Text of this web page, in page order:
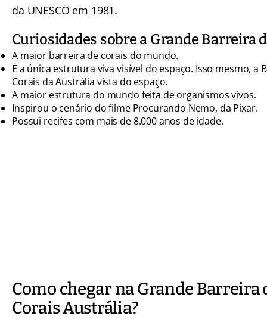
da UNESCO em 1981.
Curiosidades sobre a Grande Barreira
A maior barreira de corais do mundo.
É a única estrutura viva visível do espaço. Isso mesmo, a
Corais da Austrália vista do espaço.
A maior estrutura do mundo feita de organismos vivos.
Inspirou o cenário do filme Procurando Nemo, da Pixar.
Possui recifes com mais de 8.000 anos de idade.
Como chegar na Grande Barreira
Corais Austrália?